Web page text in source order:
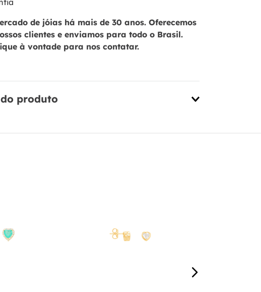
de jóias há mais de 30 anos. Oferecemos
clientes e enviamos para todo o Brasil.
à vontade para nos contatar.
produto